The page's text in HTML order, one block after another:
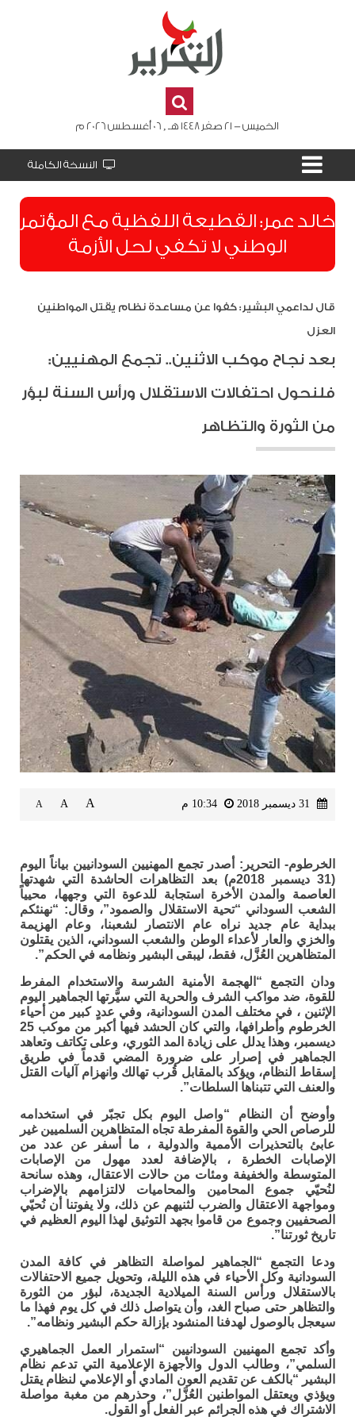
الخميس - 21 صفر 1448 هـ , 06 أغسطس 2026 م
النسخة الكاملة
​خالد عمر: القطيعة اللفظية مع المؤتمر
الوطني لا تكفي لحل الأزمة
قال لداعمي البشير: كفوا عن مساعدة نظام يقتل المواطنين
العزل
بعد نجاح موكب الاثنين.. تجمع المهنيين:
فلنحول احتفالات الاستقلال ورأس السنة لبؤر
من الثورة والتظاهر
A
A
A
الخرطوم- التحرير: أصدر تجمع المهنيين السودانيين بياناً اليوم
(31 ديسمبر 2018م) بعد التظاهرات الحاشدة التي شهدتها
العاصمة والمدن الأخرة استجابة للدعوة التي وجهها، محيياً
الشعب السوداني “تحية الاستقلال والصمود”، وقال: “نهنئكم
ببداية عام جديد نراه عام الانتصار لشعبنا، وعام الهزيمة
والخزي والعار لأعداء الوطن والشعب السوداني، الذين يقتلون
المتظاهرين العُزَّل، فقط، ليبقى البشير ونظامه في الحكم”.
ودان التجمع “الهجمة الأمنية الشرسة والاستخدام المفرط
للقوة، ضد مواكب الشرف والحرية التي سيَّرتها الجماهير اليوم
الإثنين ، في مختلف المدن السودانية، وفي عددٍ كبير من أحياء
الخرطوم وأطرافها، والتي كان الحشد فيها أكبر من موكب 25
ديسمبر، وهذا يدلل على زيادة المد الثوري، وعلى تكاتف وتعاهد
الجماهير في إصرار على ضرورة المضي قدماً في طريق
إسقاط النظام، ويؤكد بالمقابل قُرب تهالك وانهزام آليات القتل
والعنف التي تتبناها السلطات”.
وأوضح أن النظام “واصل اليوم بكل تجبّر في استخدامه
للرصاص الحي والقوة المفرطة تجاه المتظاهرين السلميين غير
عابئ بالتحذيرات الأممية والدولية ، ما أسفر عن عدد من
الإصابات الخطرة ، بالإضافة لعدد مهول من الإصابات
المتوسطة والخفيفة ومئات من حالات الاعتقال، وهذه سانحة
لنُحيّي جموع المحامين والمحاميات لالتزامهم بالإضراب
ومواجهة الاعتقال والضرب لثنيهم عن ذلك، ولا يفوتنا أن نُحيّي
الصحفيين وجموع من قاموا بجهد التوثيق لهذا اليوم العظيم في
تاريخ ثورتنا”.
ودعا التجمع “الجماهير لمواصلة التظاهر في كافة المدن
السودانية وكل الأحياء في هذه الليلة، وتحويل جميع الاحتفالات
بالاستقلال ورأس السنة الميلادية الجديدة، لبؤر من الثورة
والتظاهر حتى صباح الغد، وأن يتواصل ذلك في كل يوم فهذا ما
سيعجل بالوصول لهدفنا المنشود بإزالة حكم البشير ونظامه”.
وأكد تجمع المهنيين السودانيين “استمرار العمل الجماهيري
السلمي”، وطالب الدول والأجهزة الإعلامية التي تدعم نظام
البشير “بالكف عن تقديم العون المادي أو الإعلامي لنظام يقتل
ويؤذي ويعتقل المواطنين العُزَّل”، وحذرهم من مغبة مواصلة
الاشتراك في هذه الجرائم عبر الفعل أو القول.